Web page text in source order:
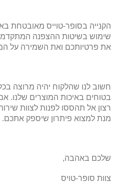
הקנייה בסופר-טוייס מאובטחת
שימוש בשיטות ההצפנה
את פרטיותכם ואת השמירה על
חשוב לנו שהלקוח יהיה מרוצה
בטוחים באיכות המוצרים שלנו.
רצון אל תהססו לפנות לצוות
מנת למצוא פיתרון שיספק אתכם.
שלכם באהבה,
צוות סופר-טויס